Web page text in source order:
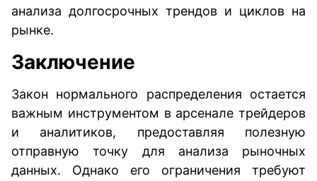
анализа долгосрочных трендов и циклов на
рынке.
Заключение
Закон нормального распределения остается
важным инструментом в арсенале трейдеров
и аналитиков, предоставляя полезную
отправную точку для анализа рыночных
данных. Однако его ограничения требуют